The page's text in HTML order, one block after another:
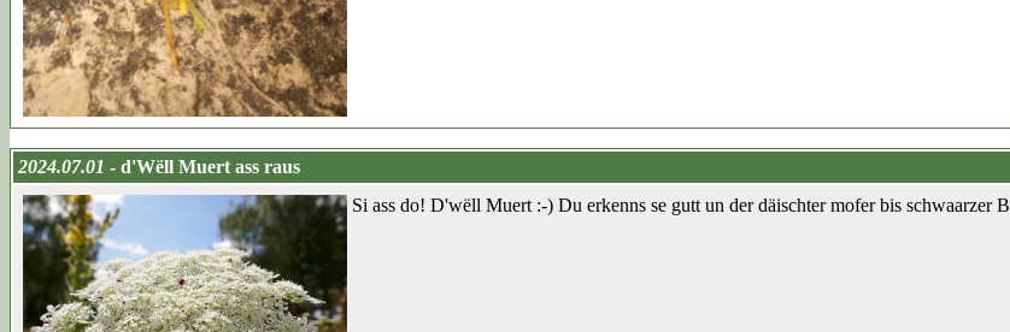
2024.07.01 - d'Wëll Muert ass raus
Si ass do! D'wëll Muert :-) Du erkenns se gutt un der däischter mofer bis schwaarzer